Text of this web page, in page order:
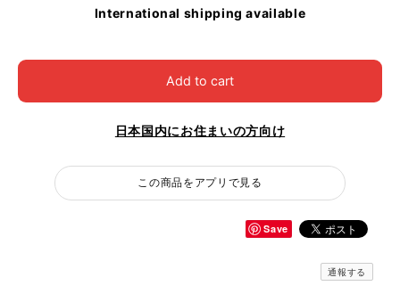
International shipping available
Add to cart
日本国内にお住まいの方向け
この商品をアプリで見る
Save
通報する